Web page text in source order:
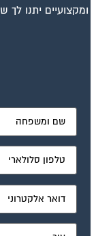
ומקצועיים יתנו